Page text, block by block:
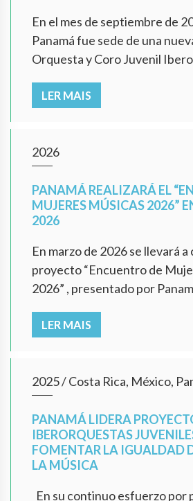
En el mes de septiembre de
Panamá fue sede de una
Orquesta y Coro Juvenil
LER MAIS
2026
PANAMÁ REALIZARÁ EL
MUJERES MÚSICAS 2026”
2026
En marzo de 2026 se llevará a
proyecto “Encuentro de
2026” , presentado por
LER MAIS
2025/Costa Rica, México,
PANAMÁ LIDERA
IBERORQUESTAS
FOMENTAR LA IGUALDAD
LA MÚSICA
En su continuo esfuerzo por